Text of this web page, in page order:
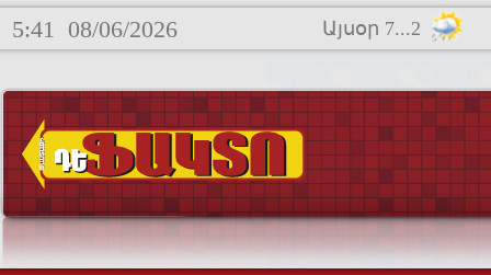
5:41 08/06/2026 Այսօր 7...2